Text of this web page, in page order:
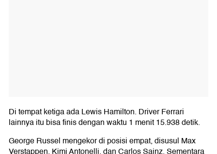
Di tempat ketiga ada Lewis Hamilton. Driver Ferrari
lainnya itu bisa finis dengan waktu 1 menit 15.938 detik.
George Russel mengekor di posisi empat, disusul Max